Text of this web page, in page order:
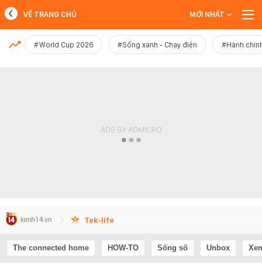
MỚI NHẤT
VỀ TRANG CHỦ MỚI NHẤT
#World Cup 2026 #Sống xanh - Chạy điện #Hành
Tek-life
The connected home HOW-TO Sống số Unbox